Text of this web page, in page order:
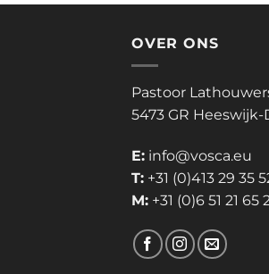
OVER ONS
Pastoor
5473 GR
E: info@vosca.eu
T: +31 (0)413 29 35
M: +31 (0)6 51 21 65